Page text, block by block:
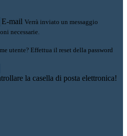
E-mail Verrà inviato un messaggio
necessarie.
utente? Effettua il reset della password
la casella di posta elettronica!